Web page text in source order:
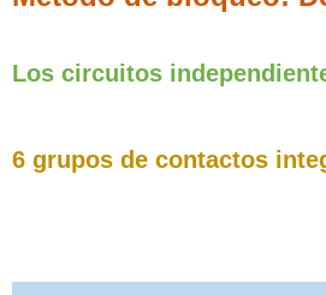
Los circuitos
6 grupos de contactos